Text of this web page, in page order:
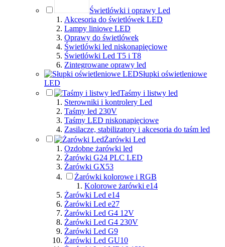
Świetlówki i oprawy Led
Akcesoria do świetlówek LED
Lampy liniowe LED
Oprawy do świetlówek
Świetlówki led niskonapięciowe
Świetlówki Led T5 i T8
Zintegrowane oprawy led
Słupki oświetleniowe
LED
Taśmy i listwy led
Sterowniki i kontrolery Led
Taśmy led 230V
Taśmy LED niskonapięciowe
Zasilacze, stabilizatory i akcesoria do taśm led
Żarówki Led
Ozdobne żarówki led
Żarówki G24 PLC LED
Żarówki GX53
Żarówki kolorowe i RGB
Kolorowe żarówki e14
Żarówki Led e14
Żarówki Led e27
Żarówki Led G4 12V
Żarówki Led G4 230V
Żarówki Led G9
Żarówki Led GU10